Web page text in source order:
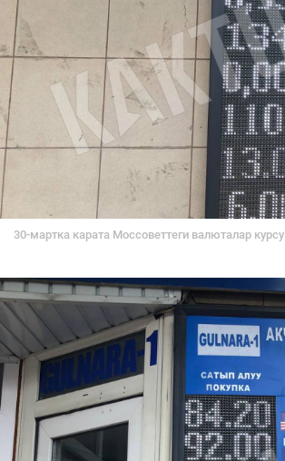
30-мартка карата Моссоветтеги валюталар курсу